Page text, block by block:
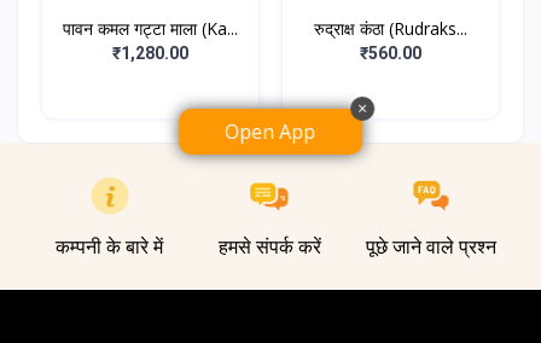
पावन कमल गट्टा माला (Ka...
₹1,280.00
रुद्राक्ष कंठा (Rudraks...
₹560.00
कम्पनी के बारे में हमसे संपर्क करें पूछे जाने वाले प्रश्न
Open App
×